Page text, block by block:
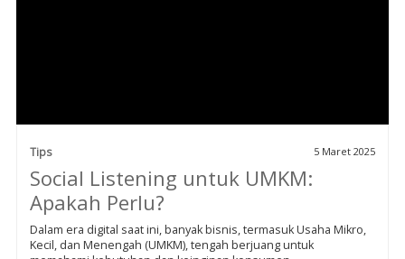
Tips 5 Maret 2025
Social Listening untuk UMKM:
Apakah Perlu?
Dalam era digital saat ini, banyak bisnis, termasuk Usaha Mikro,
Kecil, dan Menengah (UMKM), tengah berjuang untuk